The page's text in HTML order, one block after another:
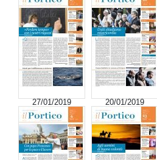
27/01/2019 20/01/2019